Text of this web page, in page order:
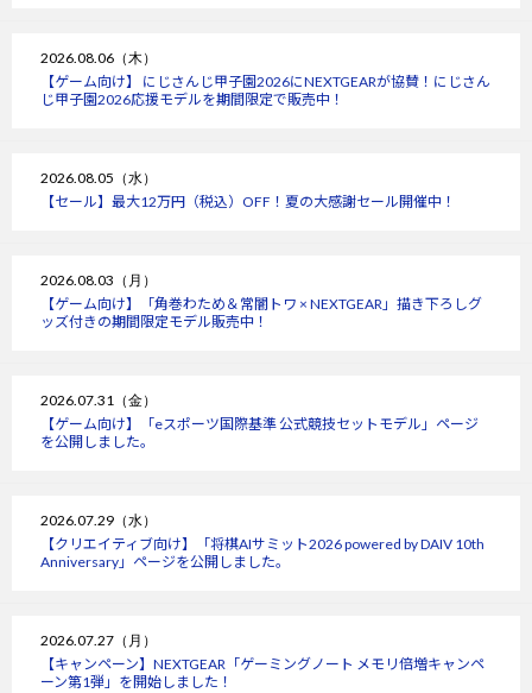
2026.08.06（木）
【ゲーム向け】 にじさんじ甲子園2026にNEXTGEARが協賛！にじさん
じ甲子園2026応援モデルを期間限定で販売中！
2026.08.05（水）
【セール】最大12万円（税込）OFF！夏の大感謝セール開催中！
2026.08.03（月）
【ゲーム向け】「角巻わため＆常闇トワ × NEXTGEAR」描き下ろしグ
ッズ付きの期間限定モデル販売中！
2026.07.31（金）
【ゲーム向け】「eスポーツ国際基準 公式競技セットモデル」ページ
を公開しました。
2026.07.29（水）
【クリエイティブ向け】「将棋AIサミット2026 powered by DAIV 10th
Anniversary」ページを公開しました。
2026.07.27（月）
【キャンペーン】NEXTGEAR「ゲーミングノート メモリ倍増キャンペ
ーン第1弾」を開始しました！